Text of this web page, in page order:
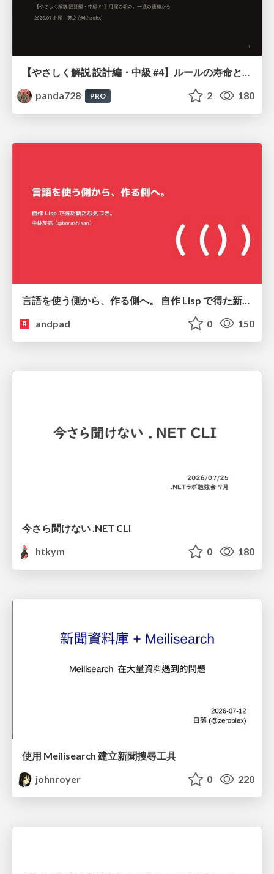
【やさしく解説 設計編・中級 #4】ルールの寿命と、システムの年輪
panda728
PRO 2 180
andpad
0 150
今さら聞けない .NET CLI
htkym
0 180
使用 Meilisearch 建立新聞搜尋工具
johnroyer
0 220